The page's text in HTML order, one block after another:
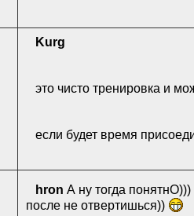
Kurg
это чисто тренировка и
если будет время
hron А ну тогда понятнО)))
после не отвертишься))